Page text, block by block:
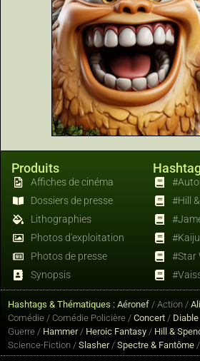
Produits
Affiches de cinéma
Dossiers de presse
Lithographies
Photos d'exploitation
Photos de presse
Synopsis
#Hill
#Kaiju
#Star
Hashtags & Thématiques : Aéronef / Action /
Comédie / Comédie Policière / Concert /
Guerre / Hammer/ Heroic Fantasy / Hill &
Science-Fiction / Slasher/ Spectre & Fantôme /